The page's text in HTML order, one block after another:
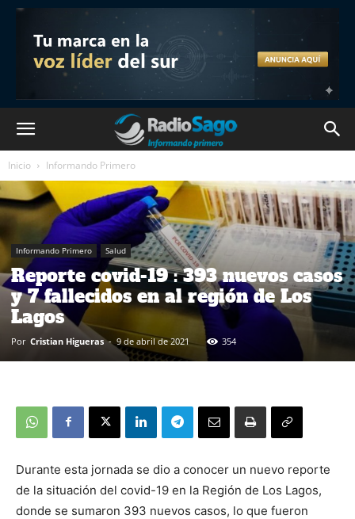
Inicio Informando Primero
Informando Primero Salud
Reporte covid-19 : 393 nuevos casos
y 7 fallecidos en al región de Los
Lagos
Por Cristian Higueras - 9 de abril de 2021 354
Durante esta jornada se dio a conocer un nuevo reporte
de la situación del covid-19 en la Región de Los Lagos,
donde se sumaron 393 nuevos casos, lo que fueron